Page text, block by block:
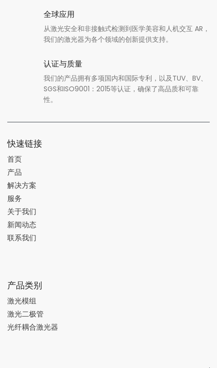
全球应用
从激光安全和非接触式检测到医学美容和人机交互 AR，
我们的激光器为各个领域的创新提供支持。
认证与质量
我们的产品拥有多项国内和国际专利，以及TUV、BV、
SGS和ISO9001：2015等认证，确保了高品质和可靠
性。
快速链接
首页
产品
解决方案
服务
关于我们
新闻动态
联系我们
产品类别
激光模组
激光二极管
光纤耦合激光器